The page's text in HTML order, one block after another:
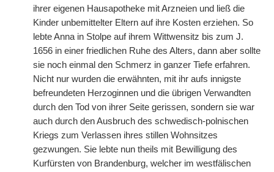
ihrer eigenen Hausapotheke mit Arzneien und ließ die
Kinder unbemittelter Eltern auf ihre Kosten erziehen. So
lebte Anna in Stolpe auf ihrem Wittwensitz bis zum J.
1656 in einer friedlichen Ruhe des Alters, dann aber sollte
sie noch einmal den Schmerz in ganzer Tiefe erfahren.
Nicht nur wurden die erwähnten, mit ihr aufs innigste
befreundeten Herzoginnen und die übrigen Verwandten
durch den Tod von ihrer Seite gerissen, sondern sie war
auch durch den Ausbruch des schwedisch-polnischen
Kriegs zum Verlassen ihres stillen Wohnsitzes
gezwungen. Sie lebte nun theils mit Bewilligung des
Kurfürsten von Brandenburg, welcher im westfälischen